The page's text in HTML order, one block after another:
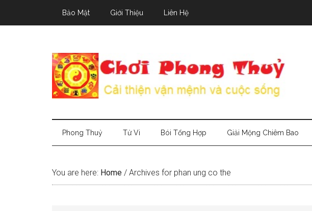
Bảo Mật Giới Thiệu Liên Hệ
Phong Thuỷ Tử Vi Bói Tổng Hợp Giải Mộng Chiêm Bao
You are here: Home / Archives for phan ung co the